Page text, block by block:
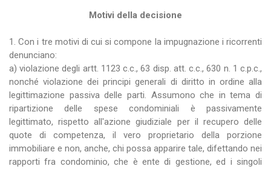
Motivi della decisione
1. Con i tre motivi di cui si compone la impugnazione i ricorrenti
denunciano:
a) violazione degli artt. 1123 c.c., 63 disp. att. c.c., 630 n. 1 c.p.c.,
nonché violazione dei principi generali di diritto in ordine alla
legittimazione passiva delle parti. Assumono che in tema di
ripartizione delle spese condominiali è passivamente
legittimato, rispetto all'azione giudiziale per il recupero delle
quote di competenza, il vero proprietario della porzione
immobiliare e non, anche, chi possa apparire tale, difettando nei
rapporti fra condominio, che è ente di gestione, ed i singoli